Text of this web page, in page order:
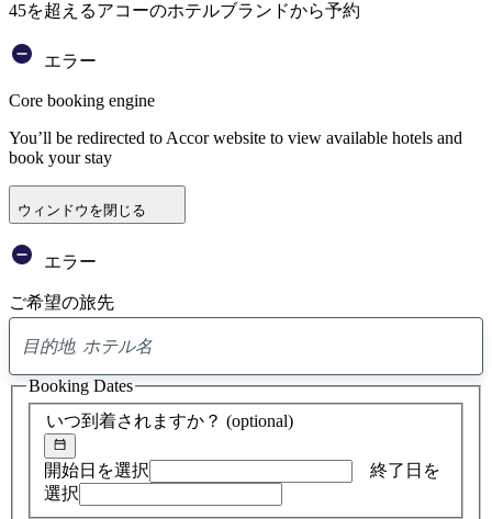
45を超えるアコーのホテルブランドから予約
エラー
Core booking engine
You’ll be redirected to Accor website to view available hotels and
book your stay
ウィンドウを閉じる
エラー
ご希望の旅先
ア
ド
バ
イ
検
索
いつ到着されますか？ (optional)
開始日を選択
終了日を
選択
Booking Dates